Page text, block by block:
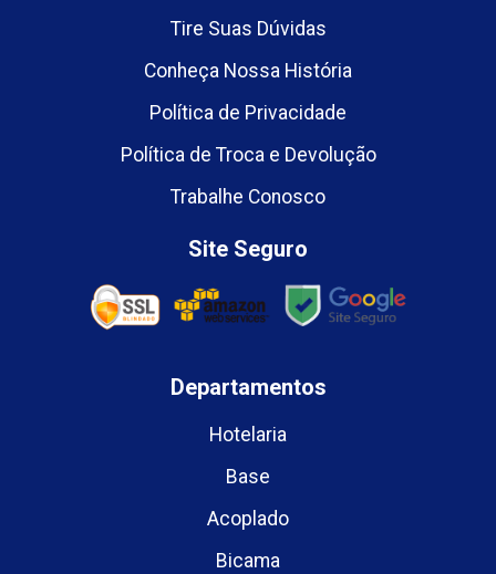
Tire Suas Dúvidas
Conheça Nossa História
Política de Privacidade
Política de Troca e Devolução
Trabalhe Conosco
Site Seguro
Departamentos
Hotelaria
Base
Acoplado
Bicama